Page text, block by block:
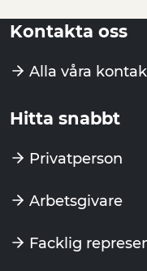
Kontakta oss
Alla våra
Hitta snabbt
Privatperson
Arbetsgivare
Facklig